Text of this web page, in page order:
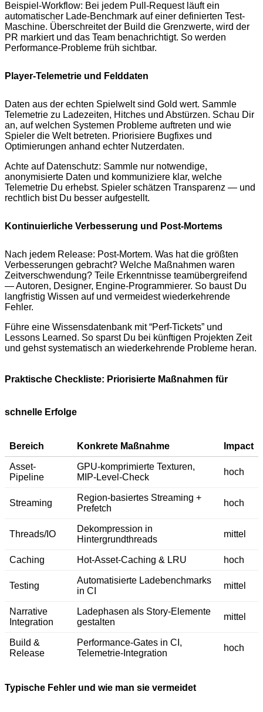
Beispiel-Workflow: Bei jedem Pull-Request läuft ein
automatischer Lade-Benchmark auf einer definierten Test-
Maschine. Überschreitet der Build die Grenzwerte, wird der
PR markiert und das Team benachrichtigt. So werden
Performance-Probleme früh sichtbar.
Player-Telemetrie und Felddaten
Daten aus der echten Spielwelt sind Gold wert. Sammle
Telemetrie zu Ladezeiten, Hitches und Abstürzen. Schau Dir
an, auf welchen Systemen Probleme auftreten und wie
Spieler die Welt betreten. Priorisiere Bugfixes und
Optimierungen anhand echter Nutzerdaten.
Achte auf Datenschutz: Sammle nur notwendige,
anonymisierte Daten und kommuniziere klar, welche
Telemetrie Du erhebst. Spieler schätzen Transparenz — und
rechtlich bist Du besser aufgestellt.
Kontinuierliche Verbesserung und Post-Mortems
Nach jedem Release: Post-Mortem. Was hat die größten
Verbesserungen gebracht? Welche Maßnahmen waren
Zeitverschwendung? Teile Erkenntnisse teamübergreifend
— Autoren, Designer, Engine-Programmierer. So baust Du
langfristig Wissen auf und vermeidest wiederkehrende
Fehler.
Führe eine Wissensdatenbank mit “Perf-Tickets” und
Lessons Learned. So sparst Du bei künftigen Projekten Zeit
und gehst systematisch an wiederkehrende Probleme heran.
Praktische Checkliste: Priorisierte Maßnahmen für
schnelle Erfolge
Bereich Konkrete Maßnahme Impact
Asset-
Pipeline
GPU-komprimierte Texturen,
MIP-Level-Check
hoch
Streaming
Region-basiertes Streaming +
Prefetch
hoch
Threads/IO
Dekompression in
Hintergrundthreads
mittel
Caching Hot-Asset-Caching & LRU hoch
Testing
Automatisierte Ladebenchmarks
in CI
mittel
Narrative
Integration
Ladephasen als Story-Elemente
gestalten
mittel
Build &
Release
Performance-Gates in CI,
Telemetrie-Integration
hoch
Typische Fehler und wie man sie vermeidet